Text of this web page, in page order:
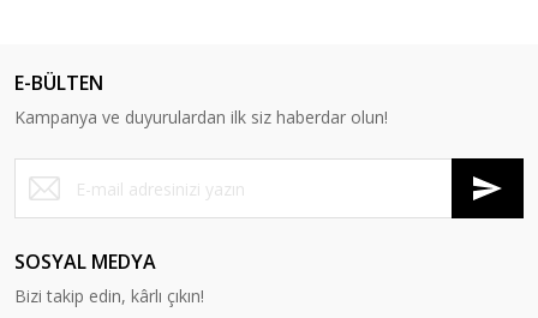
E-BÜLTEN
Kampanya ve duyurulardan ilk siz haberdar olun!
SOSYAL MEDYA
Bizi takip edin, kârlı çıkın!